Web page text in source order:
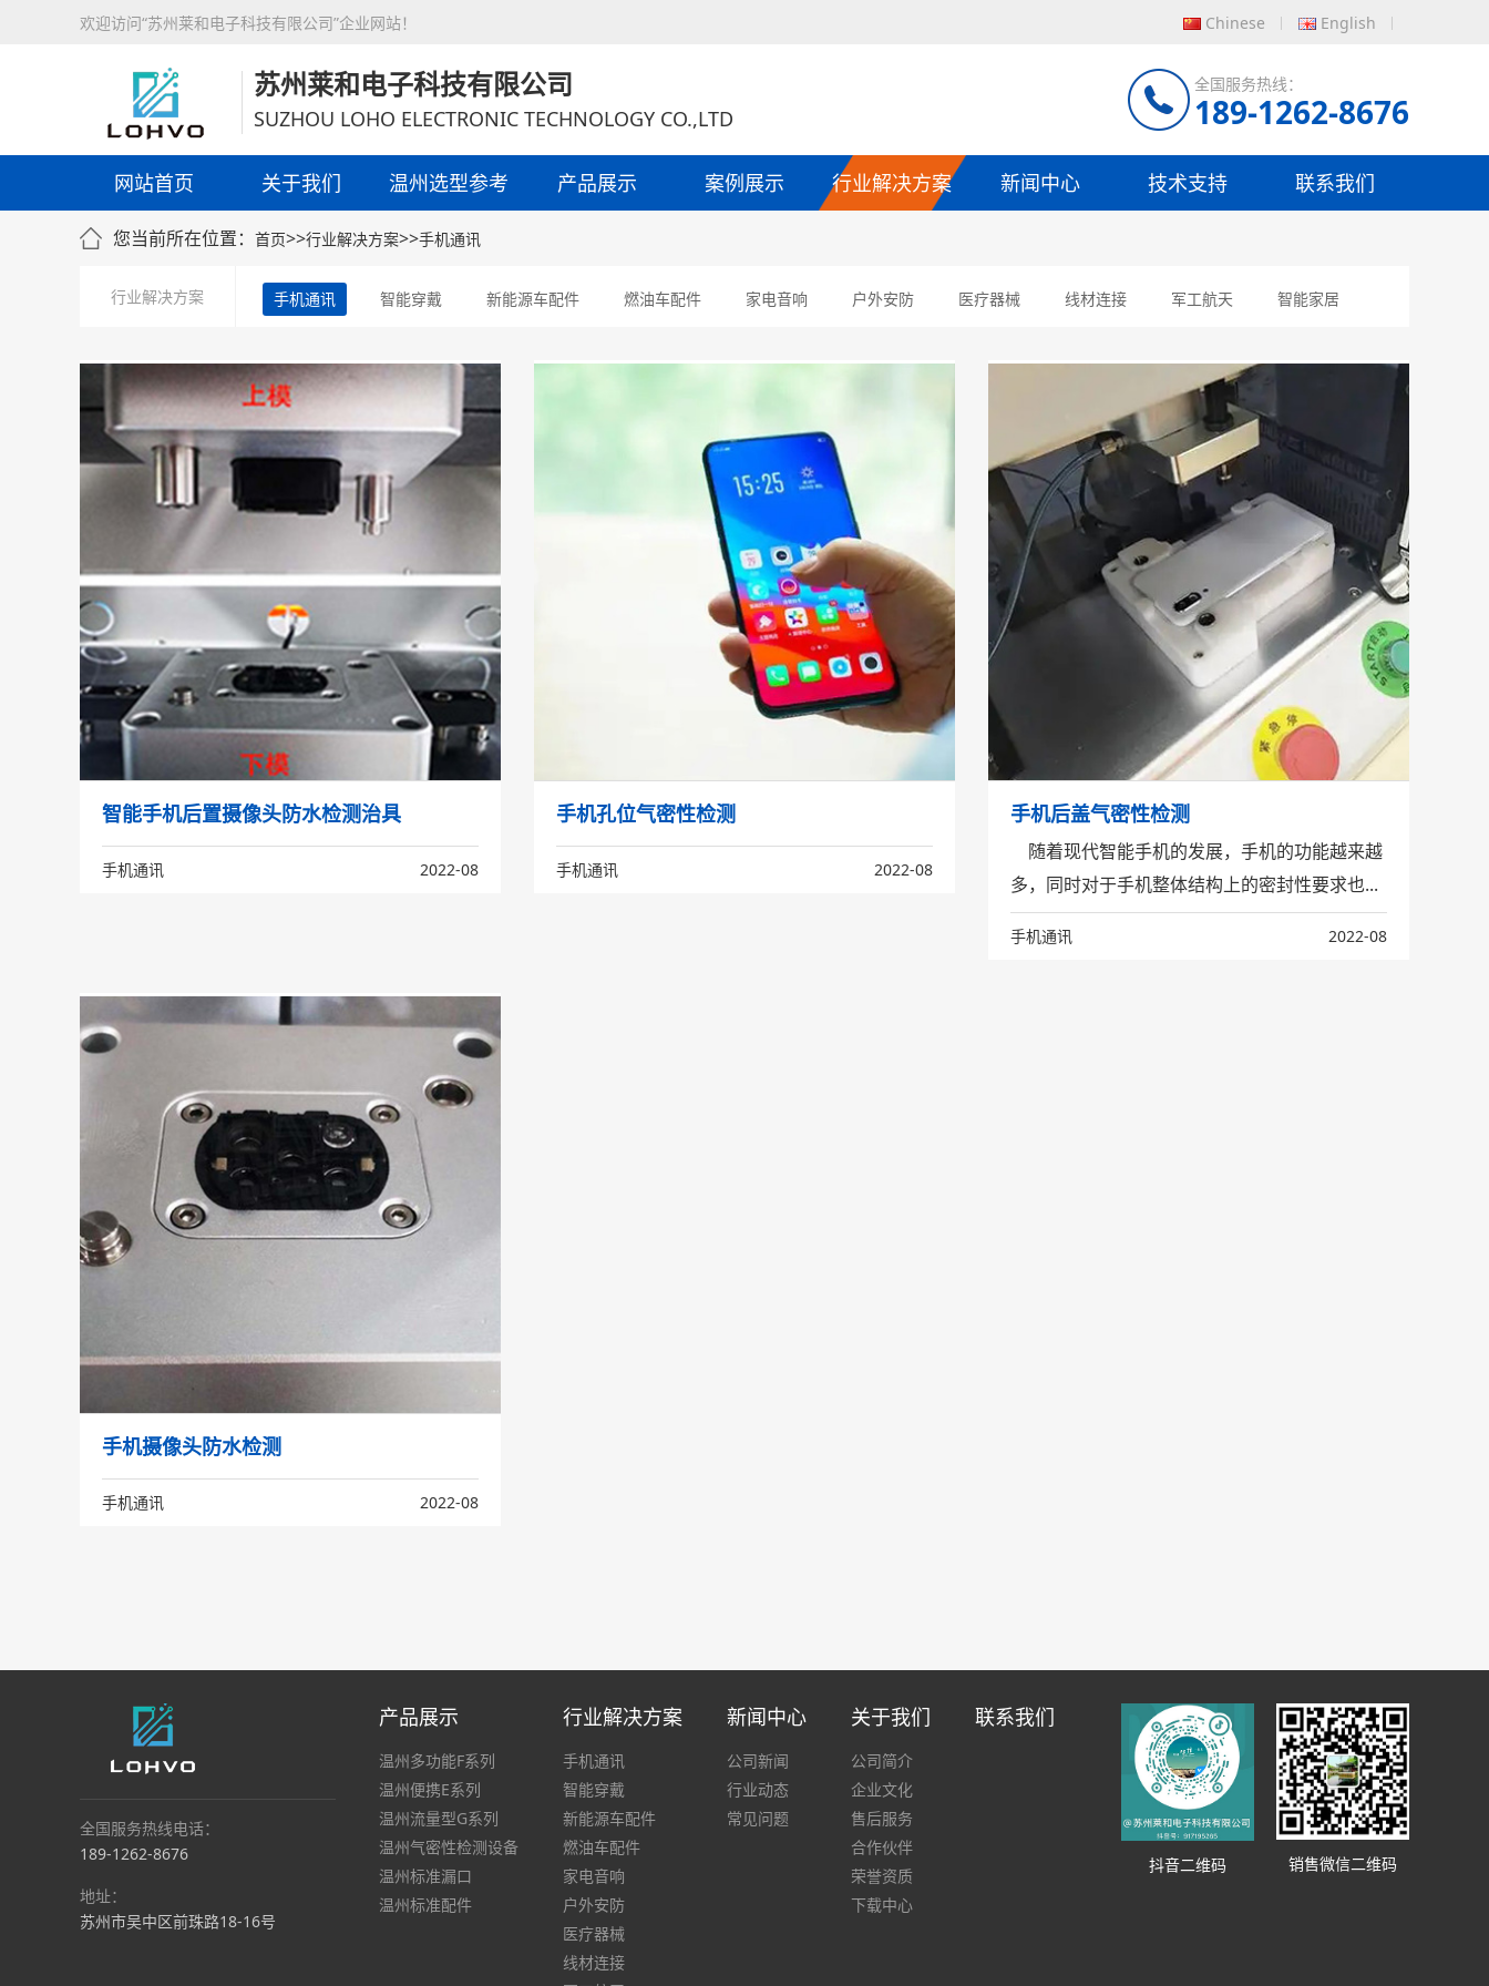
欢迎访问“苏州莱和电子科技有限公司”企业网站！ Chinese English
苏州莱和电子科技有限公司
SUZHOU LOHO ELECTRONIC TECHNOLOGY CO.,LTD
全国服务热线：
189-1262-8676
网站首页 关于我们 温州选型参考 产品展示 案例展示 行业解决方案 新闻中心 技术支持 联系我们
您当前所在位置： 首页>>行业解决方案>>手机通讯
行业解决方案 手机通讯 智能穿戴 新能源车配件 燃油车配件 家电音响 户外安防 医疗器械 线材连接 军工航天 智能家居
智能手机后置摄像头防水检测治具
手机通讯 2022-08
手机孔位气密性检测
手机通讯 2022-08
手机后盖气密性检测
随着现代智能手机的发展，手机的功能越来越
多，同时对于手机整体结构上的密封性要求也...
手机通讯 2022-08
手机摄像头防水检测
手机通讯 2022-08
销售微信二维码
抖音二维码
产品展示
温州多功能F系列
温州便携E系列
温州流量型G系列
温州气密性检测设备
温州标准漏口
温州标准配件
行业解决方案
手机通讯
智能穿戴
新能源车配件
燃油车配件
家电音响
户外安防
医疗器械
线材连接
新闻中心
公司新闻
行业动态
常见问题
关于我们
公司简介
企业文化
售后服务
合作伙伴
荣誉资质
下载中心
联系我们
全国服务热线电话：
189-1262-8676
地址：
苏州市吴中区前珠路18-16号